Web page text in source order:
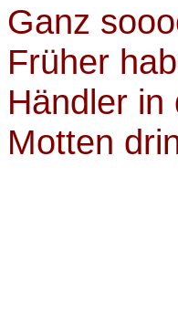
Ganz
Früher
Händler
Motten